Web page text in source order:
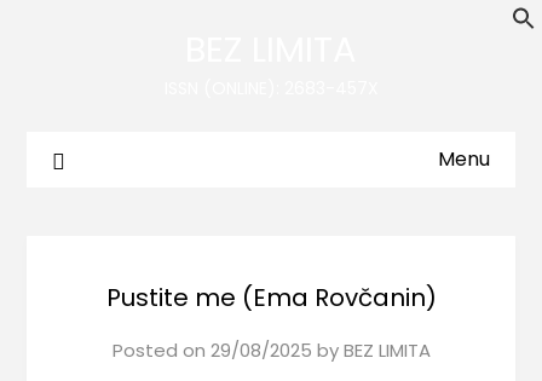
Menu
Pustite me (Ema Rovčanin)
Posted on 29/08/2025 byBEZ LIMITA